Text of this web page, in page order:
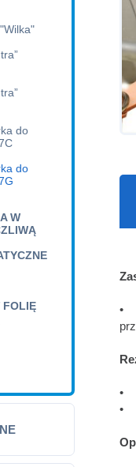
do
do
W
FOLIĘ
•
•
•